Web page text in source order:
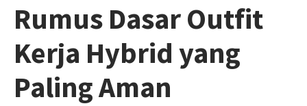
Rumus Dasar Outfit
Kerja Hybrid yang
Paling Aman